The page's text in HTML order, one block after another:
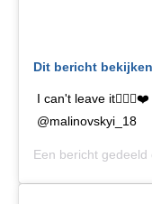
Dit bericht
I can't leave
@malinovskyi_18
Een bericht gedeeld